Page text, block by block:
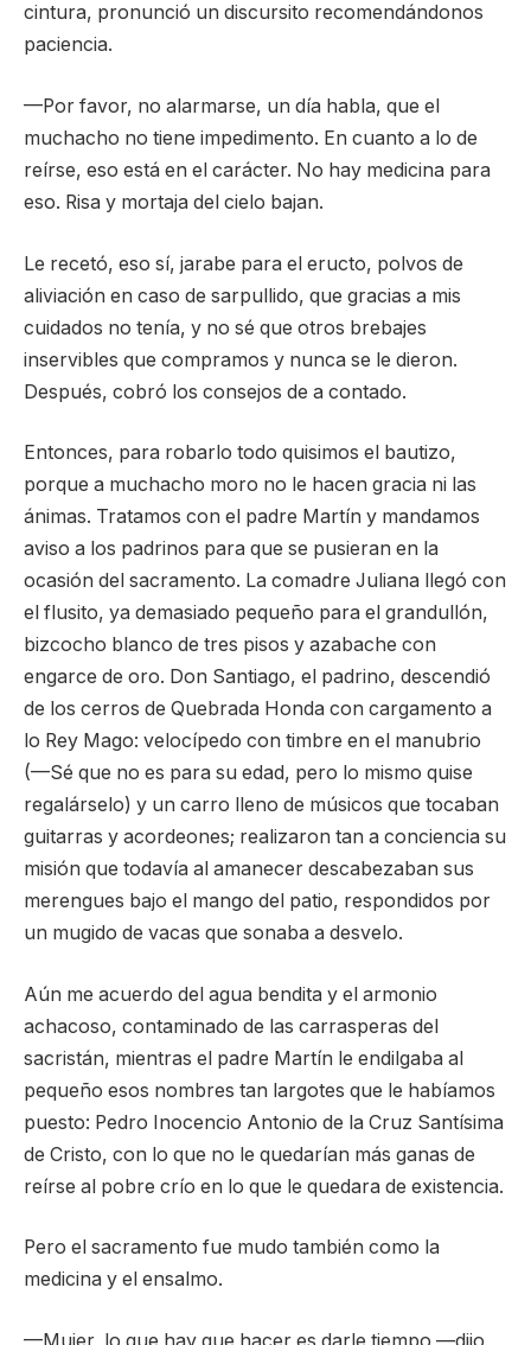
cintura, pronunció un discursito recomendándonos
paciencia.
—Por favor, no alarmarse, un día habla, que el
muchacho no tiene impedimento. En cuanto a lo de
reírse, eso está en el carácter. No hay medicina para
eso. Risa y mortaja del cielo bajan.
Le recetó, eso sí, jarabe para el eructo, polvos de
aliviación en caso de sarpullido, que gracias a mis
cuidados no tenía, y no sé que otros brebajes
inservibles que compramos y nunca se le dieron.
Después, cobró los consejos de a contado.
Entonces, para robarlo todo quisimos el bautizo,
porque a muchacho moro no le hacen gracia ni las
ánimas. Tratamos con el padre Martín y mandamos
aviso a los padrinos para que se pusieran en la
ocasión del sacramento. La comadre Juliana llegó con
el flusito, ya demasiado pequeño para el grandullón,
bizcocho blanco de tres pisos y azabache con
engarce de oro. Don Santiago, el padrino, descendió
de los cerros de Quebrada Honda con cargamento a
lo Rey Mago: velocípedo con timbre en el manubrio
(—Sé que no es para su edad, pero lo mismo quise
regalárselo) y un carro lleno de músicos que tocaban
guitarras y acordeones; realizaron tan a conciencia su
misión que todavía al amanecer descabezaban sus
merengues bajo el mango del patio, respondidos por
un mugido de vacas que sonaba a desvelo.
Aún me acuerdo del agua bendita y el armonio
achacoso, contaminado de las carrasperas del
sacristán, mientras el padre Martín le endilgaba al
pequeño esos nombres tan largotes que le habíamos
puesto: Pedro Inocencio Antonio de la Cruz Santísima
de Cristo, con lo que no le quedarían más ganas de
reírse al pobre crío en lo que le quedara de existencia.
Pero el sacramento fue mudo también como la
medicina y el ensalmo.